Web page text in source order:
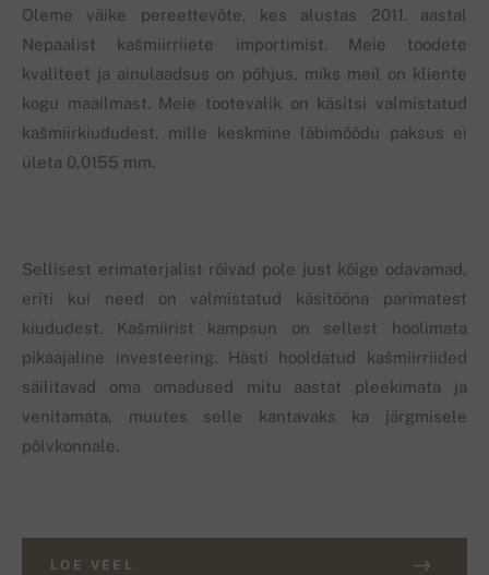
Oleme väike pereettevõte, kes alustas 2011. aastal
Nepaalist kašmiirriiete importimist. Meie toodete
kvaliteet ja ainulaadsus on põhjus, miks meil on kliente
kogu maailmast. Meie tootevalik on käsitsi valmistatud
kašmiirkiududest, mille keskmine läbimõõdu paksus ei
ületa 0,0155 mm.
Sellisest erimaterjalist rõivad pole just kõige odavamad,
eriti kui need on valmistatud käsitööna parimatest
kiududest. Kašmiirist kampsun on sellest hoolimata
pikaajaline investeering. Hästi hooldatud kašmiirriided
säilitavad oma omadused mitu aastat pleekimata ja
venitamata, muutes selle kantavaks ka järgmisele
põlvkonnale.
LOE VEEL